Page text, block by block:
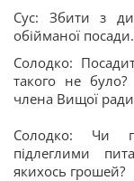
Сус: Збити з
обійманої посади.
Солодко:
такого не
члена Вищої ради
Солодко: Чи
підлеглими
якихось грошей?